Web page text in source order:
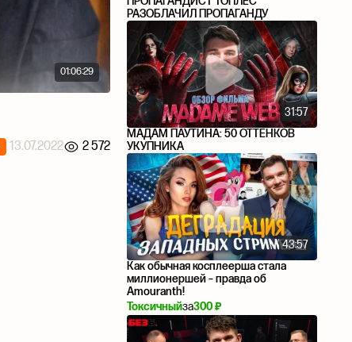
01:06:29
13.07.2022 2 572
РАЗОБЛАЧИЛ ПРОПАГАНДУ
31:57
МАДАМ ПАУТИНА: 50 ОТТЕНКОВ
УКУПНИКА
43:57
Как обычная косплеерша стала
миллионершей – правда об
Amouranth!
Токсичныйза300 ₽